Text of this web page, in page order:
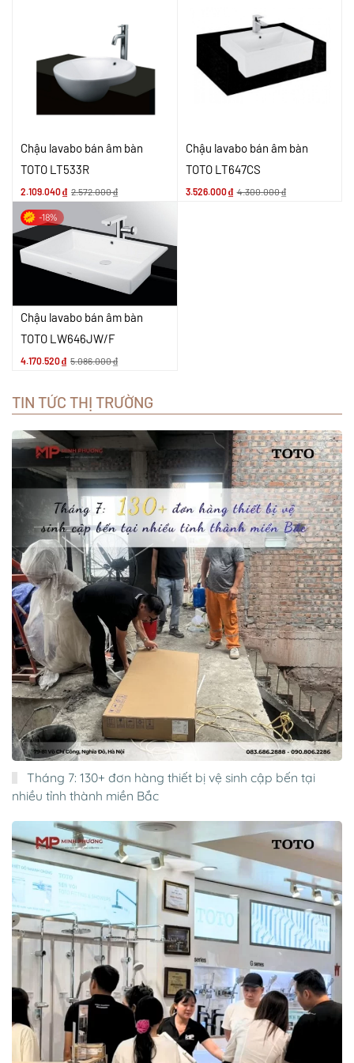
Chậu lavabo bán âm bàn
TOTO LT533R
2.109.040₫ 2.572.000₫
Chậu lavabo bán âm bàn
TOTO LT647CS
3.526.000₫ 4.300.000₫
-18%
Chậu lavabo bán âm bàn
TOTO LW646JW/F
4.170.520₫ 5.086.000₫
TIN TỨC THỊ TRƯỜNG
Tháng 7: 130+ đơn hàng thiết bị vệ sinh cập bến tại
nhiều tỉnh thành miền Bắc